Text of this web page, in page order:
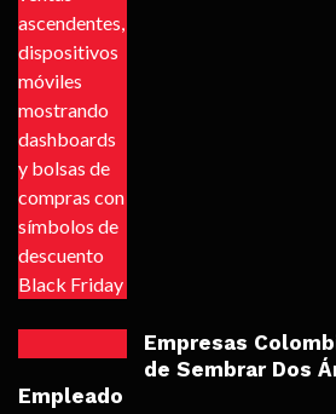
Empresas
de Sembrar Dos
Empleado